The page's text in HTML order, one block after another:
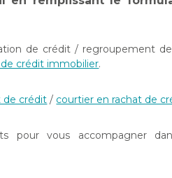
de crédit / regroupement
crédit immobilier.
de crédit / courtier en rachat de
pour vous accompagner